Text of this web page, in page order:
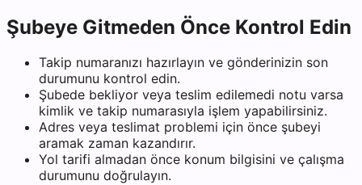
Şubeye Gitmeden Önce Kontrol Edin
Takip numaranızı hazırlayın ve gönderinizin son
durumunu kontrol edin.
Şubede bekliyor veya teslim edilemedi notu varsa
kimlik ve takip numarasıyla işlem yapabilirsiniz.
Adres veya teslimat problemi için önce şubeyi
aramak zaman kazandırır.
Yol tarifi almadan önce konum bilgisini ve çalışma
durumunu doğrulayın.